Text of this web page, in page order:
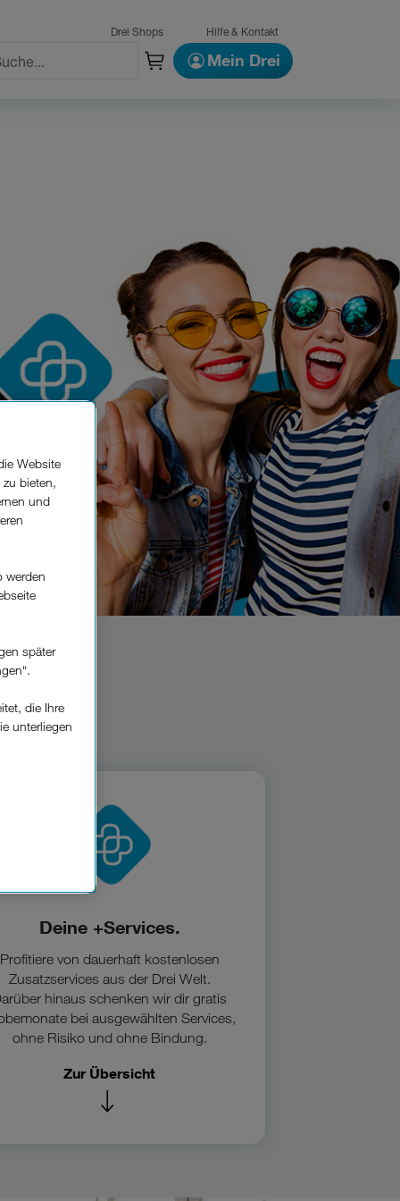
Drei Shops Hilfe & Kontakt
Mein Drei
Deine +Services.
Profitiere von dauerhaft kostenlosen
Zusatzservices aus der Drei Welt.
hinaus schenken wir dir gratis
bei ausgewählten Services,
ohne Risiko und ohne Bindung.
Zur Übersicht
Website
bieten,
und
werden
später
die Ihre
unterliegen